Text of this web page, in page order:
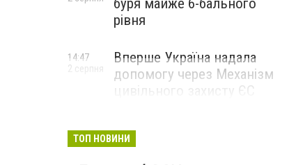
буря майже 6-бального
рівня
Вперше Україна надала
допомогу через Механізм
цивільного захисту ЄС
14:47
2 серпня
ТОП НОВИНИ